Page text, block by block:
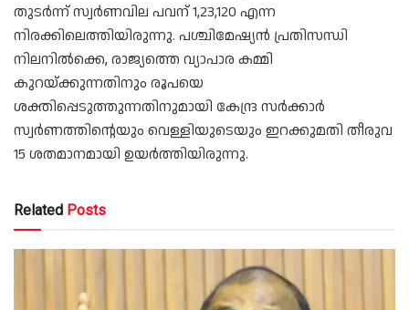
തുടർന്ന് സ്വർണവില പവന് 1,23,120 എന്ന
നിരക്കിലെത്തിയിരുന്നു. പശ്ചിമേഷ്യൻ പ്രതിസന്ധി
നിലനിൽക്കെ,​ രാജ്യത്തെ വ്യാപാര കമ്മി
കുറയ്ക്കുന്നതിനും രൂപയെ
ശക്തിപ്പെടുത്തുന്നതിനുമായി കേന്ദ്ര സർക്കാർ
സ്വർണത്തിന്റെയും വെള്ളിയുടെയും ഇറക്കുമതി തീരുവ
15 ശതമാനമായി ഉയർത്തിയിരുന്നു.
Related Posts